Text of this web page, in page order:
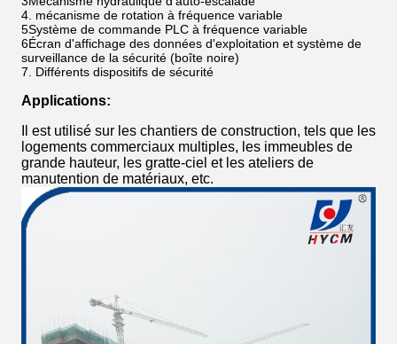
4. mécanisme de rotation à fréquence variable
5Système de commande PLC à fréquence variable
6Écran d'affichage des données d'exploitation et système de
surveillance de la sécurité (boîte noire)
7. Différents dispositifs de sécurité
Applications:
Il est utilisé sur les chantiers de construction, tels que les
logements commerciaux multiples, les immeubles de
grande hauteur, les gratte-ciel et les ateliers de
manutention de matériaux, etc.